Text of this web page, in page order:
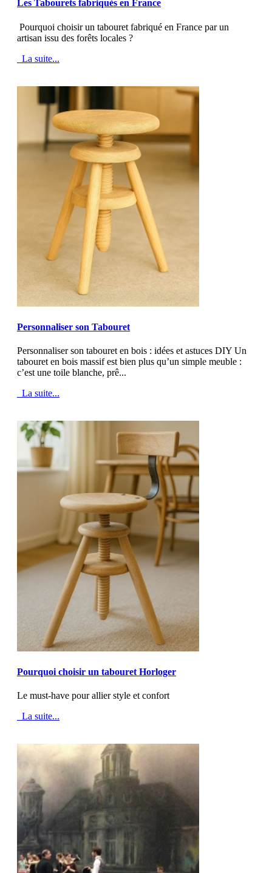
Les Tabourets fabriqués en France
Pourquoi choisir un tabouret fabriqué en France par un
artisan issu des forêts locales ?
La suite...
Personnaliser son Tabouret
Personnaliser son tabouret en bois : idées et astuces DIY Un
tabouret en bois massif est bien plus qu’un simple meuble :
c’est une toile blanche, prê...
La suite...
Pourquoi choisir un tabouret Horloger
Le must-have pour allier style et confort
La suite...